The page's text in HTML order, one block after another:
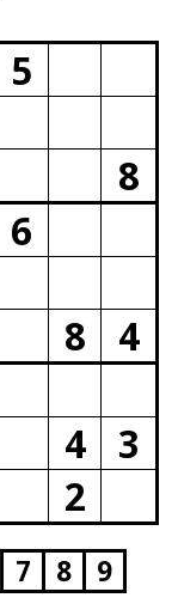
5
8
6
8
4
4
3
2
7 8 9